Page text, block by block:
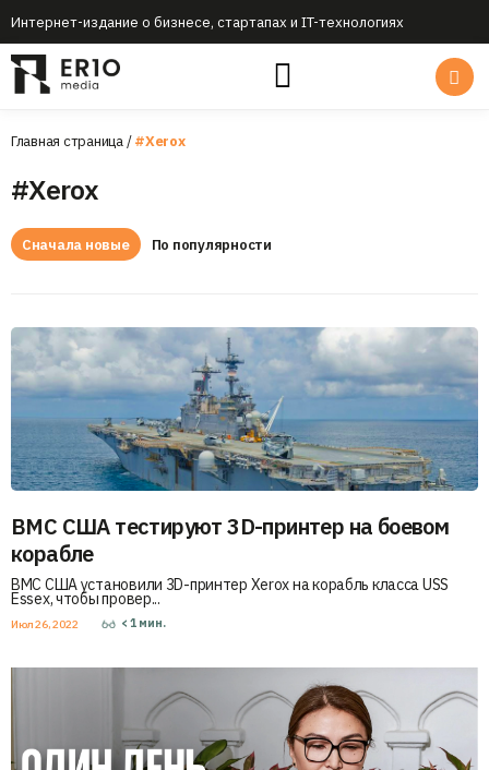
Интернет-издание о бизнесе, стартапах и IT-технологиях
Главная страница/#Xerox
#Xerox
Сначала новые По популярности
ВМС США тестируют 3D-принтер на боевом
корабле
ВМС США установили 3D-принтер Xerox на корабль класса USS
Essex, чтобы провер...
Июл 26, 2022 < 1 мин.